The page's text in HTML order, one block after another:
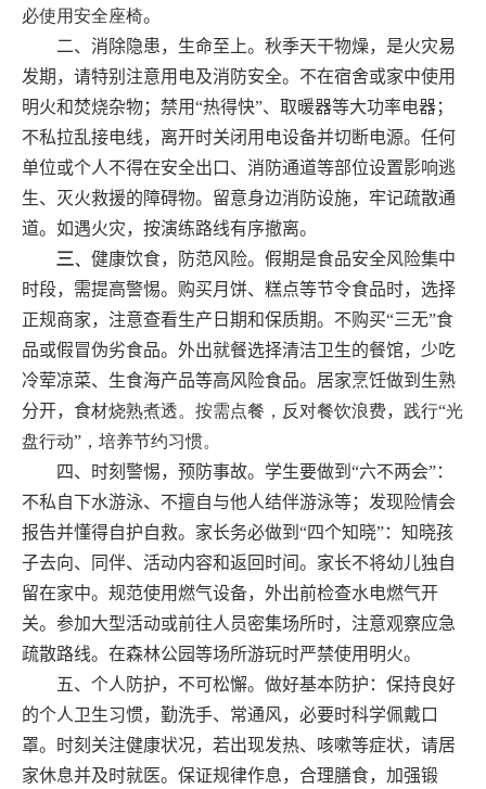
必使用安全座椅。
二、消除隐患，生命至上。 秋季天干物燥，是火灾易
发期，请特别注意用电及消防安全。不在宿舍或家中使用
明火和焚烧杂物； 禁用“热得快”、取暖器等大功率电器；
不私拉乱接电线，离开时关闭用电设备并切断电源。任何
单位或个人不得在安全出口、消防通道等部位设置影响逃
生、灭火救援的障碍物。留意身边消防设施，牢记疏散通
道。如遇火灾，按演练路线有序撤离。
三、 健康饮食，防范风险。 假期是食品安全风险集中
时段，需提高警惕。购买月饼、糕点等节令食品时，选择
正规商家，注意查看生产日期和保质期。 不购买“三无”食
品或假冒伪劣食品。外出就餐选择清洁卫生的餐馆， 少吃
冷荤凉菜、生食海产品等高风险食品。居家烹饪做到生熟
分开，食材烧熟煮透。按需点餐， 反对餐饮浪费， 践行“光
盘行动”，培养节约习惯。
四、时刻警惕，预防事故。 学生要做到“六不两会”：
不私自下水游泳、不擅自与他人结伴游泳等；发现险情会
报告并懂得自护自救。家长务必做到“四个知晓”：知晓孩
子去向、同伴、活动内容和返回时间。家长不将幼儿独自
留在家中。规范使用燃气设备，外出前检查水电燃气开
关。参加大型活动或前往人员密集场所时，注意观察应急
疏散路线。在森林公园等场所游玩时严禁使用明火。
五、个人防护，不可松懈。 做好基本防护 ：保持良好
的个人卫生习惯，勤洗手、常通风，必要时科学佩戴口
罩。
时刻 关注健康状况， 若出现发热、咳嗽等症状，请居
家休息并及时就医。保证规律作息，合理膳食，加强锻